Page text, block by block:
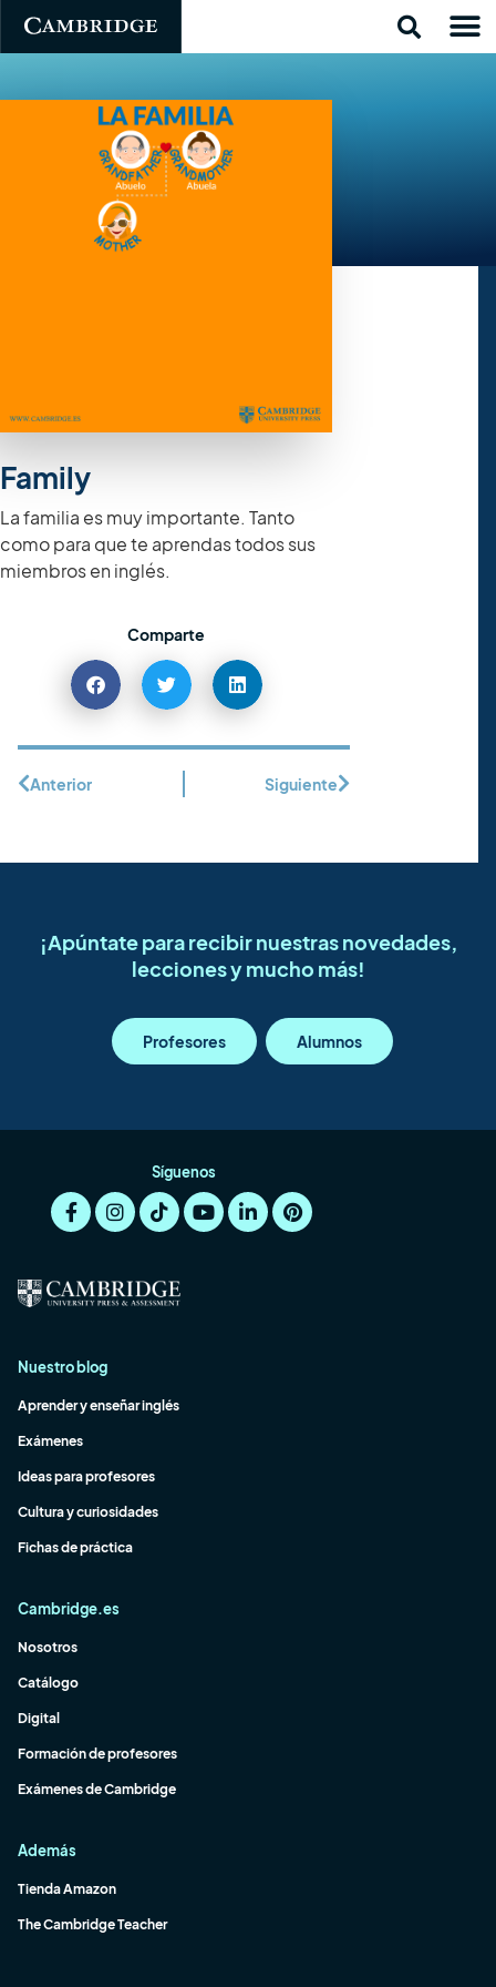
Family
La familia es muy importante. Tanto
como para que te aprendas todos sus
miembros en inglés.
Comparte
Anterior Siguiente
¡Apúntate para recibir nuestras novedades,
lecciones y mucho más!
Profesores Alumnos
Síguenos
Nuestro blog
Aprender y enseñar inglés
Exámenes
Ideas para profesores
Cultura y curiosidades
Fichas de práctica
Cambridge.es
Nosotros
Catálogo
Digital
Formación de profesores
Exámenes de Cambridge
Además
Tienda Amazon
The Cambridge Teacher